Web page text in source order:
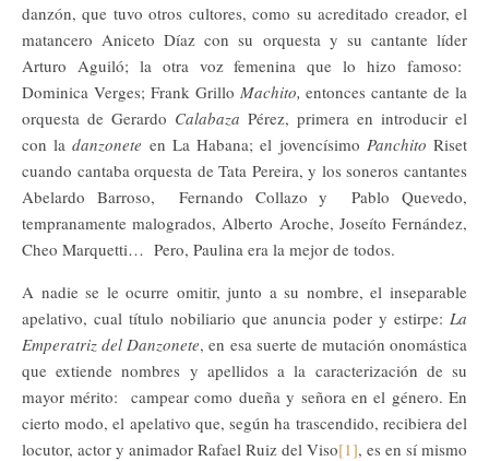
danzón, que tuvo otros cultores, como su acreditado creador, el
matancero Aniceto Díaz con su orquesta y su cantante líder
Arturo Aguiló; la otra voz femenina que lo hizo famoso:
Dominica Verges; Frank Grillo Machito, entonces cantante de la
orquesta de Gerardo Calabaza Pérez, primera en introducir el
con ladanzonete en La Habana; el jovencísimo Panchito Riset
cuando cantaba orquesta de Tata Pereira, y los soneros cantantes
Abelardo Barroso, Fernando Collazo y Pablo Quevedo,
tempranamente malogrados, Alberto Aroche, Joseíto Fernández,
Cheo Marquetti… Pero, Paulina era la mejor de todos.
A nadie se le ocurre omitir, junto a su nombre, el inseparable
apelativo, cual título nobiliario que anuncia poder y estirpe: La
Emperatriz del Danzonete, en esa suerte de mutación onomástica
que extiende nombres y apellidos a la caracterización de su
mayor mérito: campear como dueña y señora en el género. En
cierto modo, el apelativo que, según ha trascendido, recibiera del
locutor, actor y animador Rafael Ruiz del Viso[1], es en sí mismo